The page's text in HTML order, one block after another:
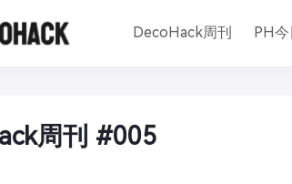
DecoHack周刊 PH
周刊 #005